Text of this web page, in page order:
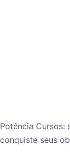
Potência Cursos:
conquiste seus